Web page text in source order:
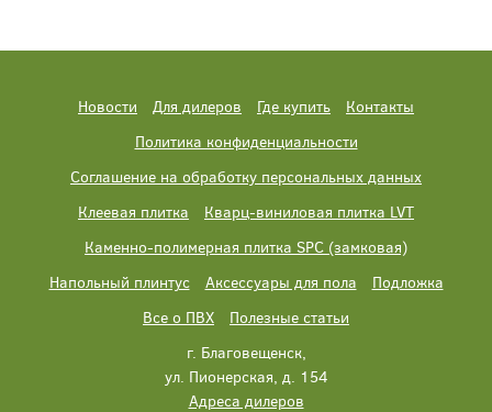
Новости Для дилеров Где купить
Контакты
Политика конфиденциальности
Соглашение на обработку персональных данных
Клеевая плитка
Кварц-виниловая плитка LVT
Каменно-полимерная плитка SPC (замковая)
Напольный плинтус
Аксессуары для пола
Подложка
Все о ПВХ
Полезные статьи
г. Благовещенск,
ул. Пионерская, д. 154
Адреса дилеров